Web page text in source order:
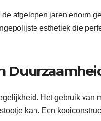
afgelopen jaren enorm
esthetiek die
Het gebruik van
kan. Een